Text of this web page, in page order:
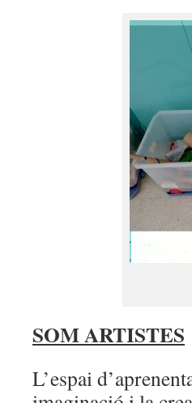
SOM ARTISTES
L’espai